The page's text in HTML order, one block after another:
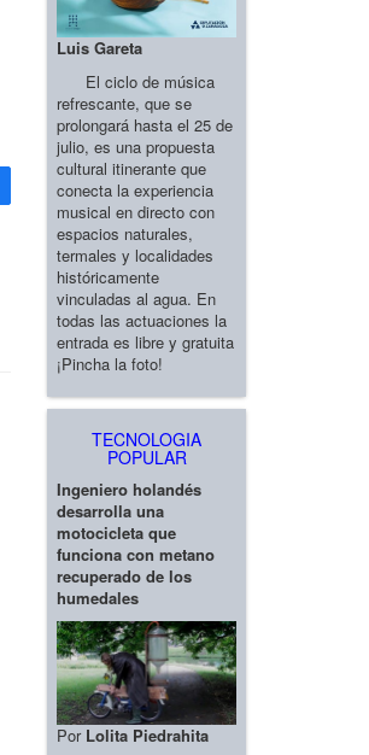
Luis Gareta
El ciclo de música
refrescante, que se
prolongará hasta el 25 de
julio, es una propuesta
cultural itinerante que
conecta la experiencia
musical en directo con
espacios naturales,
termales y localidades
históricamente
vinculadas al agua. En
todas las actuaciones la
entrada es libre y gratuita
¡Pincha la foto!
TECNOLOGIA
POPULAR
Ingeniero holandés
desarrolla una
motocicleta que
funciona con metano
recuperado de los
humedales
Por Lolita Piedrahita